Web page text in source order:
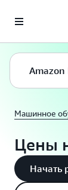
Перейти к
Amazon
Машинное
Цены
Начать